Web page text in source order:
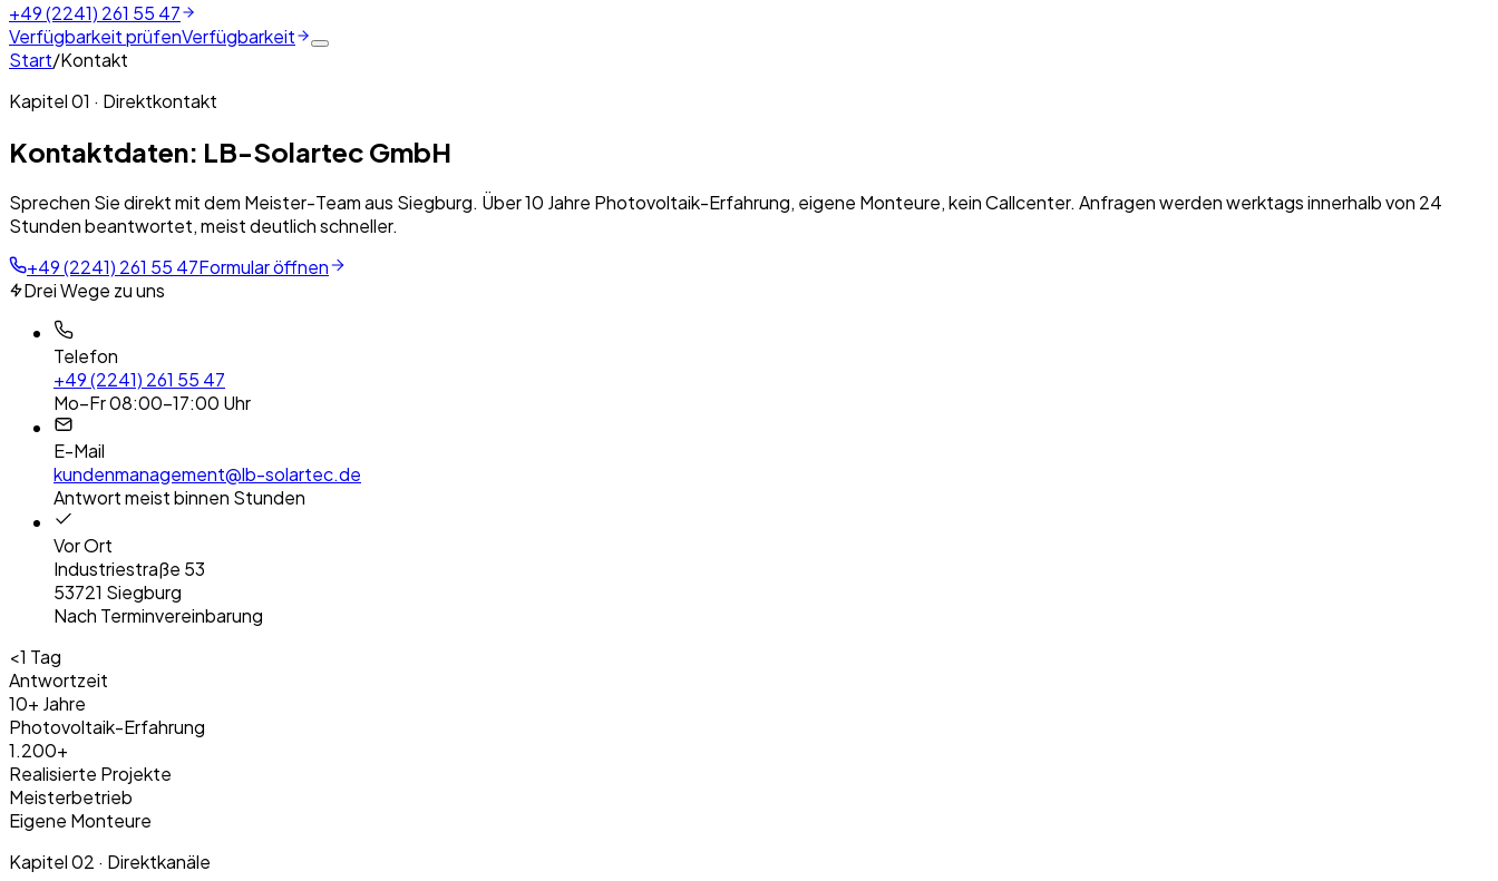
+49 (2241) 261 55 47
Verfügbarkeit prüfenVerfügbarkeit
Start/Kontakt
Kapitel 01 · Direktkontakt
Kontaktdaten: LB-Solartec GmbH
Sprechen Sie direkt mit dem Meister-Team aus Siegburg. Über 10 Jahre Photovoltaik-Erfahrung, eigene Monteure, kein Callcenter. Anfragen werden werktags innerhalb von 24
Stunden beantwortet, meist deutlich schneller.
+49 (2241) 261 55 47Formular öffnen
Drei Wege zu uns
Telefon
+49 (2241) 261 55 47
Mo–Fr 08:00–17:00 Uhr
E-Mail
kundenmanagement@lb-solartec.de
Antwort meist binnen Stunden
Vor Ort
Industriestraße 53
53721 Siegburg
Nach Terminvereinbarung
<1 Tag
Antwortzeit
10+ Jahre
Photovoltaik-Erfahrung
1.200+
Realisierte Projekte
Meisterbetrieb
Eigene Monteure
Kapitel 02 · Direktkanäle